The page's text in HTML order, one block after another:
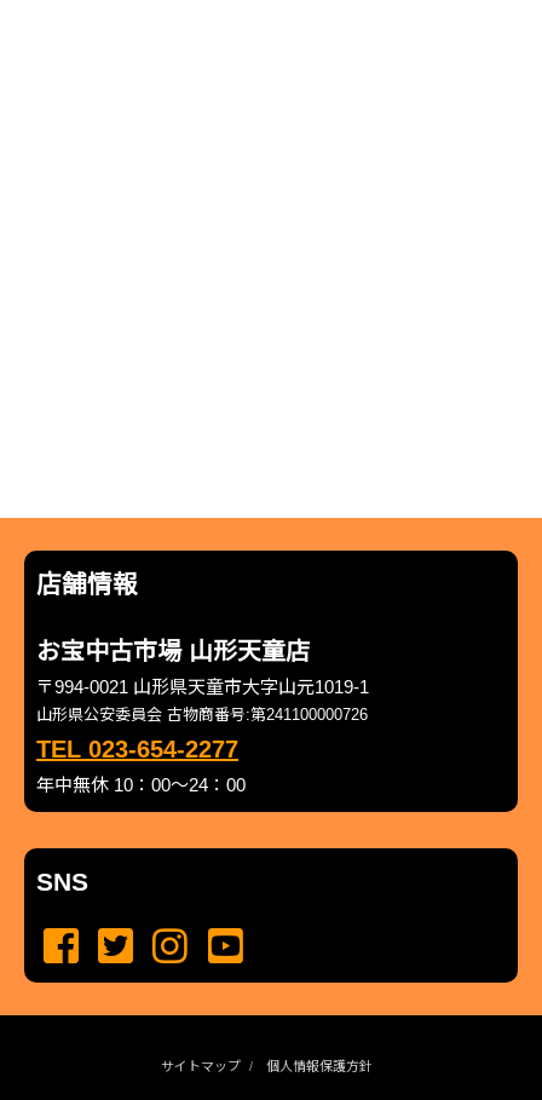
店舗情報
お宝中古市場 山形天童店
〒994-0021 山形県天童市大字山元1019-1
山形県公安委員会 古物商番号:第241100000726
TEL 023-654-2277
年中無休 10：00～24：00
SNS
サイトマップ 個人情報保護方針